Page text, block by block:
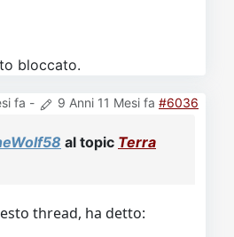
bloccato.
fa - 9 Anni 11 Mesi fa #6036
al topic Terra
thread, ha detto: